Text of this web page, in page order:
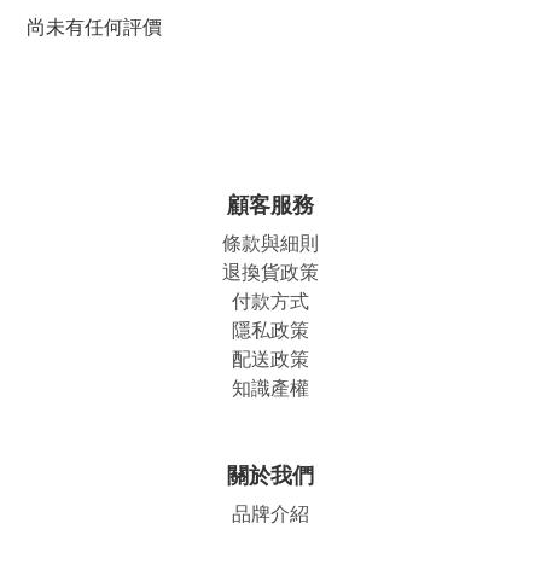
尚未有任何評價
顧客服務
條款與細則
退換貨政策
付款方式
隱私政策
配送政策
知識產權
關於我們
品牌介紹